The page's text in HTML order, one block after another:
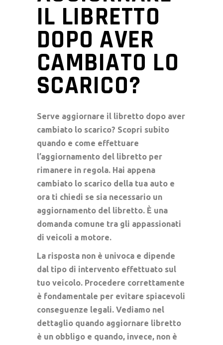
IL LIBRETTO
DOPO AVER
CAMBIATO LO
SCARICO?
Serve aggiornare il libretto dopo aver
cambiato lo scarico? Scopri subito
quando e come effettuare
l’aggiornamento del libretto per
rimanere in regola. Hai appena
cambiato lo scarico della tua auto e
ora ti chiedi se sia necessario un
aggiornamento del libretto. È una
domanda comune tra gli appassionati
di veicoli a motore.
La risposta non è univoca e dipende
dal tipo di intervento effettuato sul
tuo veicolo. Procedere correttamente
è fondamentale per evitare spiacevoli
conseguenze legali. Vediamo nel
dettaglio quando aggiornare libretto
è un obbligo e quando, invece, non è